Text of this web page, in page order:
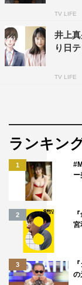
TV LIFE
井上
り日
TV LIFE
ランキン
1
2
宮
3
の